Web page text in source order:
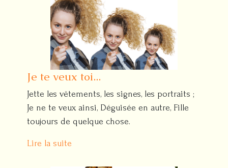
Je te veux toi...
Jette les vêtements, les signes, les portraits ;
Je ne te veux ainsi, Déguisée en autre, Fille
toujours de quelque chose.
Lire la suite